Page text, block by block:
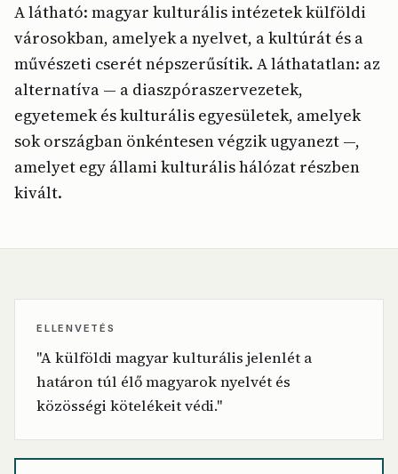
A látható: magyar kulturális intézetek külföldi
városokban, amelyek a nyelvet, a kultúrát és a
művészeti cserét népszerűsítik. A láthatatlan: az
alternatíva — a diaszpóraszervezetek,
egyetemek és kulturális egyesületek, amelyek
sok országban önkéntesen végzik ugyanezt —,
amelyet egy állami kulturális hálózat részben
kivált.
ELLENVETÉS
"A külföldi magyar kulturális jelenlét a
határon túl élő magyarok nyelvét és
közösségi kötelékeit védi."